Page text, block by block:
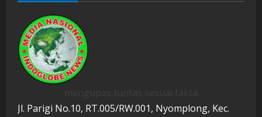
Jl. Parigi No.10, RT.005/RW.001, Nyomplong, Kec.